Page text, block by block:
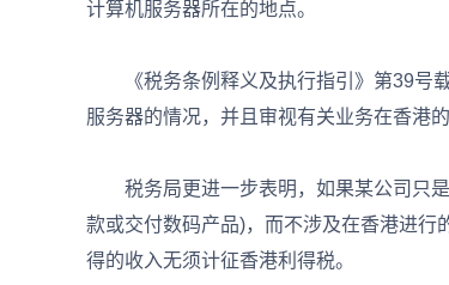
计算机服务器所在的地点。
《税务条例释义及执行指引》第39号载
服务器的情况，并且审视有关业务在香港
税务局更进一步表明，如果某公司只是
款或交付数码产品)，而不涉及在香港进行
得的收入无须计征香港利得税。